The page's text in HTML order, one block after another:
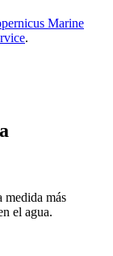
Marine
.
medida más
el agua.